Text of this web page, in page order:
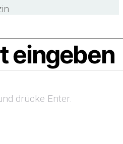
drücke Enter.